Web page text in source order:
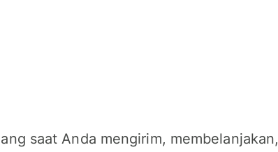
saat Anda mengirim, membelanjakan,